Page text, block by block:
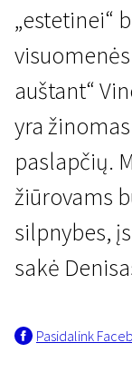
„estetinei“
auštant“
yra
paslapčių.
žiūrovams
silpnybes,
sakė
Pasidalink